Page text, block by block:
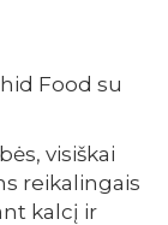
Food su
visiškai
reikalingais
kalcį ir